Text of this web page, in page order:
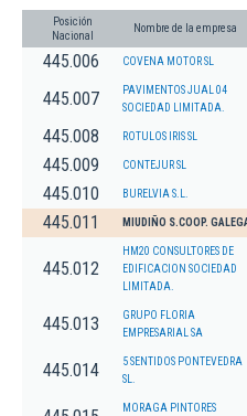
Posición
Nacional
Nombre de la empresa
445.006 COVENA MOTOR SL
445.007
PAVIMENTOS JUAL 04
SOCIEDAD LIMITADA.
445.008 ROTULOS IRIS SL
445.009 CONTEJUR SL
445.010 BURELVIA S.L.
445.011 MIUDIÑO S.COOP.
445.012
HM20 CONSULTORES DE
EDIFICACION SOCIEDAD
LIMITADA.
445.013
GRUPO FLORIA
EMPRESARIAL SA
445.014
5 SENTIDOS PONTEVEDRA
SL.
MORAGA PINTORES